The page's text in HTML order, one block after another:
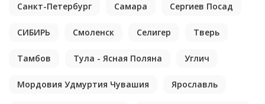
Санкт-Петербург Самара Сергиев Посад
СИБИРЬ Смоленск Селигер Тверь
Тамбов Тула - Ясная Поляна Углич
Мордовия Удмуртия Чувашия Ярославль